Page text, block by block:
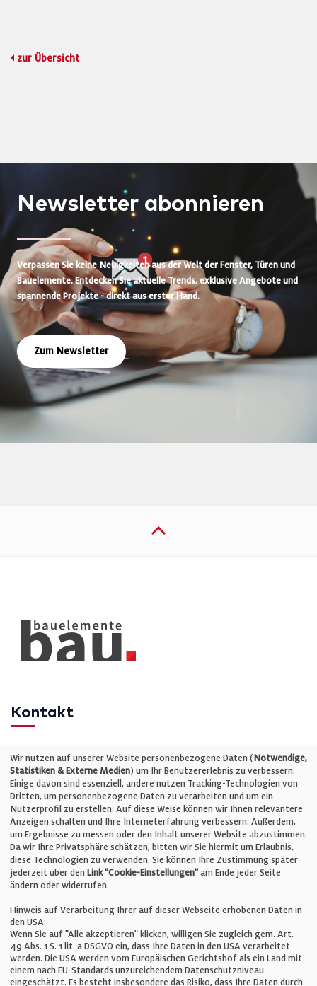
zur Übersicht
Newsletter abonnieren
Verpassen Sie keine Neuigkeiten aus der Welt der Fenster, Türen und
Bauelemente. Entdecken Sie aktuelle Trends, exklusive Angebote und
spannende Projekte - direkt aus erster Hand.
Zum Newsletter
Kontakt
Telefon: +49 (0)711 2585563-0
E-Mail:info@bauelemente-bau.eu
Unternehmen
Impressum
Cookie-Einstellungen
AGB
Wir nutzen auf unserer Website personenbezogene Daten (Notwendige,
Statistiken & Externe Medien) um Ihr Benutzererlebnis zu verbessern.
Einige davon sind essenziell, andere nutzen Tracking-Technologien von
Dritten, um personenbezogene Daten zu verarbeiten und um ein
Nutzerprofil zu erstellen. Auf diese Weise können wir Ihnen relevantere
Anzeigen schalten und Ihre Interneterfahrung verbessern. Außerdem,
um Ergebnisse zu messen oder den Inhalt unserer Website abzustimmen.
Da wir Ihre Privatsphäre schätzen, bitten wir Sie hiermit um Erlaubnis,
diese Technologien zu verwenden. Sie können Ihre Zustimmung später
jederzeit über den Link "Cookie-Einstellungen" am Ende jeder Seite
ändern oder widerrufen.
Hinweis auf Verarbeitung Ihrer auf dieser Webseite erhobenen Daten in
den USA:
Wenn Sie auf "Alle akzeptieren" klicken, willigen Sie zugleich gem. Art.
49 Abs. 1 S. 1 lit. a DSGVO ein, dass Ihre Daten in den USA verarbeitet
werden. Die USA werden vom Europäischen Gerichtshof als ein Land mit
einem nach EU-Standards unzureichendem Datenschutzniveau
eingeschätzt. Es besteht insbesondere das Risiko, dass Ihre Daten durch